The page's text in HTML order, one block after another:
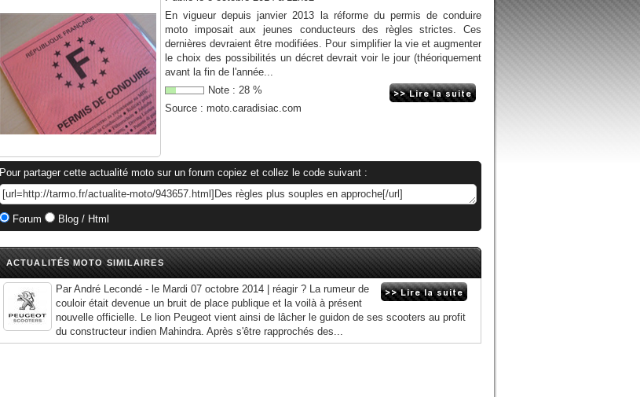
En vigueur depuis janvier 2013 la réforme du permis de conduire
moto imposait aux jeunes conducteurs des règles strictes. Ces
dernières devraient être modifiées. Pour simplifier la vie et augmenter
le choix des possibilités un décret devrait voir le jour (théoriquement
avant la fin de l'année...
Note : 28 %
Source : moto.caradisiac.com
Pour partager cette actualité moto sur un forum copiez et collez le code suivant :
Forum Blog / Html
ACTUALITÉS MOTO SIMILAIRES
Par André Lecondé - le Mardi 07 octobre 2014 | réagir ? La rumeur de
couloir était devenue un bruit de place publique et la voilà à présent
nouvelle officielle. Le lion Peugeot vient ainsi de lâcher le guidon de ses scooters au profit
du constructeur indien Mahindra. Après s'être rapprochés des...